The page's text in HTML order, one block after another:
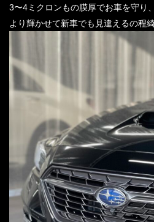
3〜4ミクロンもの膜厚でお車を守り
より輝かせて新車でも見違えるの程